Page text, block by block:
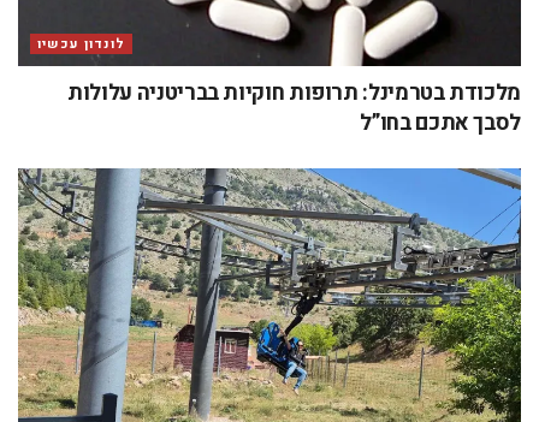
לונדון עכשיו
מלכודת בטרמינל: תרופות חוקיות בבריטניה עלולות
לסבך אתכם בחו”ל